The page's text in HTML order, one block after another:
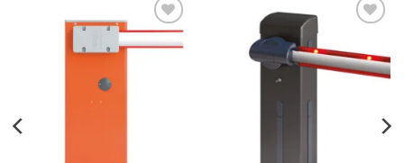
Add to
wishlist
wishlist